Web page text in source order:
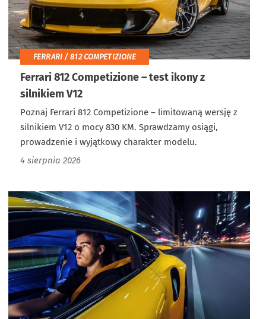
FERRARI / 812 COMPETIZIONE
Ferrari 812 Competizione – test ikony z
silnikiem V12
Poznaj Ferrari 812 Competizione – limitowaną wersję z
silnikiem V12 o mocy 830 KM. Sprawdzamy osiągi,
prowadzenie i wyjątkowy charakter modelu.
4 sierpnia 2026